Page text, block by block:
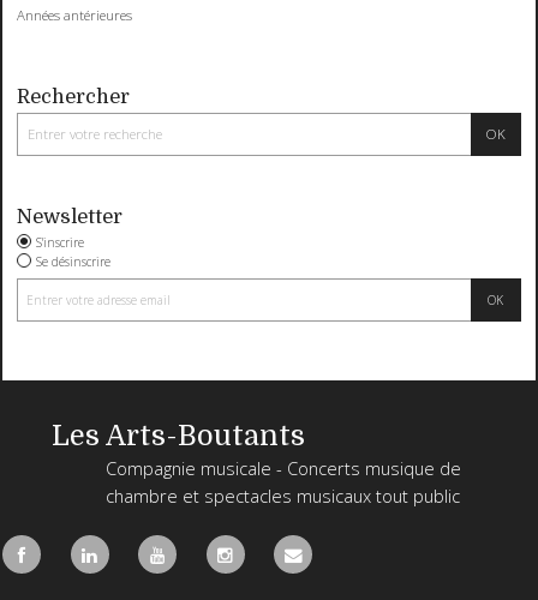
Années antérieures
Rechercher
Newsletter
S'inscrire
Se désinscrire
Les Arts-Boutants
Compagnie musicale - Concerts musique de
chambre et spectacles musicaux tout public